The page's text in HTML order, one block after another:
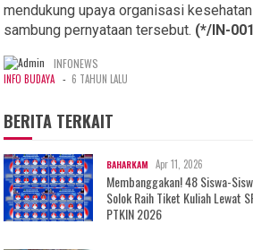
mendukung upaya organisasi
sambung pernyataan tersebut. (*/IN-
INFONEWS
INFO BUDAYA - 6 TAHUN LALU
BERITA TERKAIT
BAHARKAM Apr 11, 2026
Membanggakan! 48 Siswa-
Solok Raih Tiket Kuliah Lewat
PTKIN 2026